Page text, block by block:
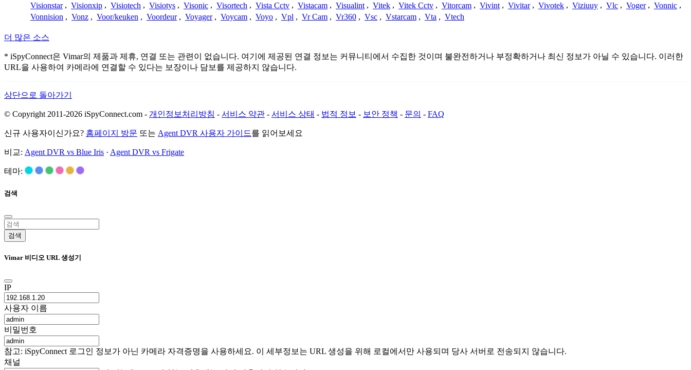
Visionstar , Visionxip , Visiotech , Visiotys , Visonic , Visortech , Vista Cctv , Vistacam , Visualint , Vitek , Vitek Cctv , Vitorcam , Vivint , Vivitar , Vivotek , Viziuuy , Vlc , Voger , Vonnic ,
Vonnision , Vonz , Voor/keuken , Voordeur , Voyager , Voycam , Voyo , Vpl , Vr Cam , Vr360 , Vsc , Vstarcam , Vta , Vtech
더 많은 소스
* iSpyConnect은 Vimar의 제품과 제휴, 연결 또는 관련이 없습니다. 여기에 제공된 연결 정보는 커뮤니티에서 수집한 것이며 불완전하거나 부정확하거나 최신 정보가 아닐 수 있습니다. 이러한
URL을 사용하여 카메라에 연결할 수 있다는 보장이나 담보를 제공하지 않습니다.
상단으로 돌아가기
© Copyright 2011-2026 iSpyConnect.com - 개인정보처리방침 - 서비스 약관 - 서비스 상태 - 법적 정보 - 보안 정책 - 문의 - FAQ
신규 사용자이신가요? 홈페이지 방문 또는 Agent DVR 사용자 가이드를 읽어보세요
비교: Agent DVR vs Blue Iris · Agent DVR vs Frigate
테마:
검색
검색
Vimar 비디오 URL 생성기
IP
사용자 이름
비밀번호
참고: iSpyConnect 로그인 정보가 아닌 카메라 자격증명을 사용하세요. 이 세부정보는 URL 생성을 위해 로컬에서만 사용되며 당사 서버로 전송되지 않습니다.
채널